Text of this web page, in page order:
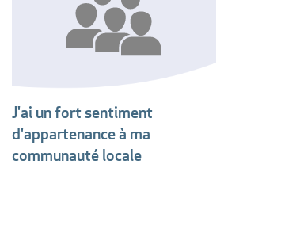
J'ai un fort sentiment
d'appartenance à ma
communauté locale